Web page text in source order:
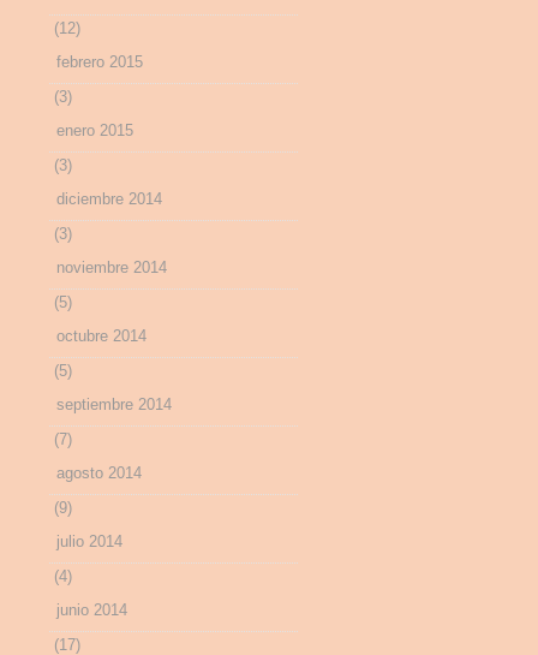
(12)
febrero 2015
(3)
enero 2015
(3)
diciembre 2014
(3)
noviembre 2014
(5)
octubre 2014
(5)
septiembre 2014
(7)
agosto 2014
(9)
julio 2014
(4)
junio 2014
(17)